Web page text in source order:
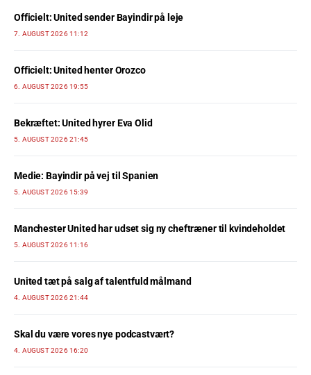
Officielt: United sender Bayindir på leje
7. AUGUST 2026 11:12
Officielt: United henter Orozco
6. AUGUST 2026 19:55
Bekræftet: United hyrer Eva Olid
5. AUGUST 2026 21:45
Medie: Bayindir på vej til Spanien
5. AUGUST 2026 15:39
Manchester United har udset sig ny cheftræner til kvindeholdet
5. AUGUST 2026 11:16
United tæt på salg af talentfuld målmand
4. AUGUST 2026 21:44
Skal du være vores nye podcastvært?
4. AUGUST 2026 16:20